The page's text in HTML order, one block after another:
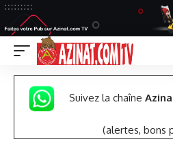
Suivez la chaîne
(alertes, bons